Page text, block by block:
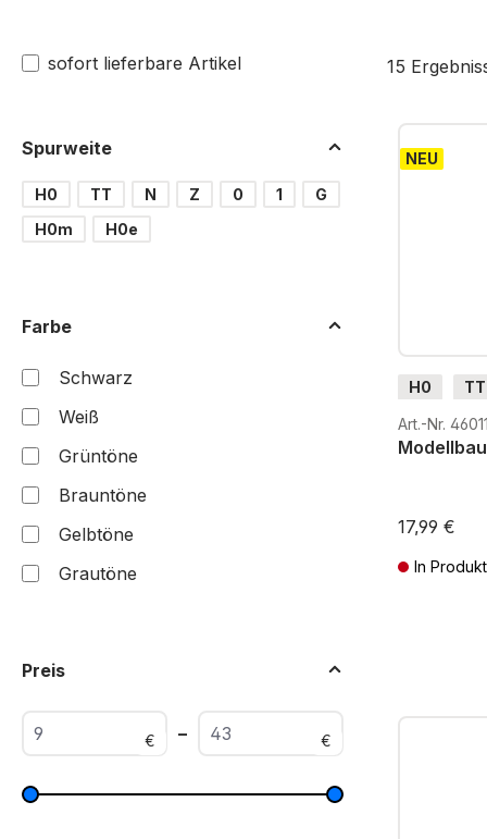
sofort lieferbare Artikel
Spurweite
H0 TT N Z 0 1
G
H0m
H0e
Farbe
Schwarz
Weiß
Grüntöne
Brauntöne
Gelbtöne
Grautöne
Preis
€ – €
15
NEU
H0 TT
G
Art.-Nr.
17,99 €
In